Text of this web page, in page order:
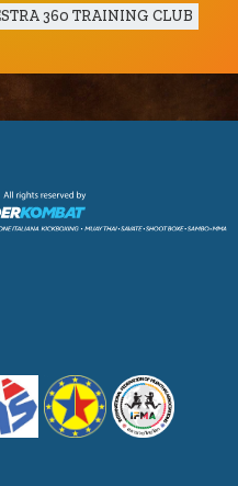
360 TRAINING CLUB